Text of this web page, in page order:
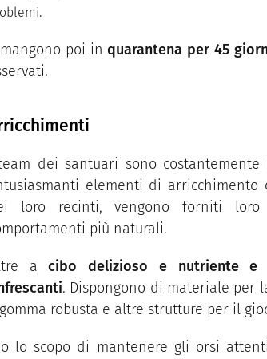
poi in quarantena per 45
dei santuari sono
elementi di
loro recinti, vengono forniti
più naturali.
acibo delizioso e nutriente e
. Dispongono di materiale per
robusta e altre strutture per il
lo scopo di mantenere gli orsi